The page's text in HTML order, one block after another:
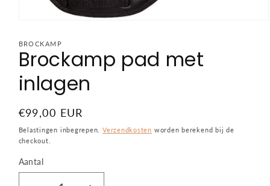
openen
in
modaal
BROCKAMP
Brockamp pad met
inlagen
Normale
prijs
€99,00 EUR
Belastingen inbegrepen. Verzendkosten worden berekend bij de
checkout.
Aantal
Aantal